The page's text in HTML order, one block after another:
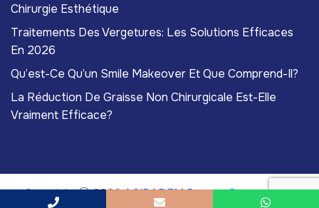
Chirurgie Esthétique
Traitements Des Vergetures: Les Solutions Efficaces
En 2026
Qu’est-Ce Qu’un Smile Makeover Et Que Comprend-Il?
La Réduction De Graisse Non Chirurgicale Est-Elle
Vraiment Efficace?
Copyright 2026ACIBADEM Beauty Center. Tous